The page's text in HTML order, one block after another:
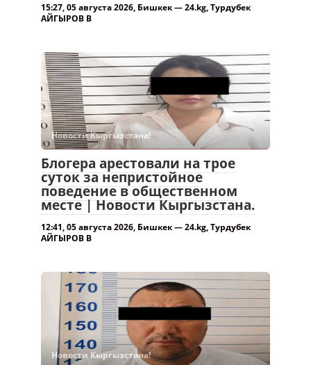
15:27, 05 августа 2026, Бишкек — 24.kg, Турдубек
АЙГЫРОВ В
Новости Кыргызстана!
Блогера арестовали на трое
суток за непристойное
поведение в общественном
месте | Новости Кыргызстана.
12:41, 05 августа 2026, Бишкек — 24.kg, Турдубек
АЙГЫРОВ В
Новости Кыргызстана!